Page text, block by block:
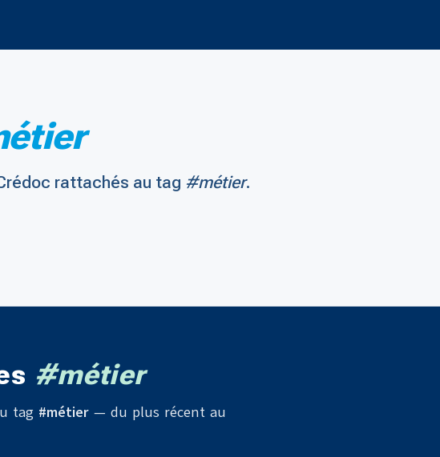
rattachés au tag #métier.
#métier
tag #métier — du plus récent au